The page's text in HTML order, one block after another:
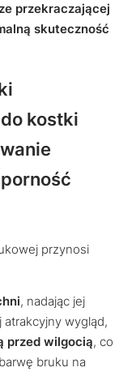
przekraczającej
skuteczność
kostki
przynosi
, nadając jej
wygląd,
przed wilgocią, co
bruku na